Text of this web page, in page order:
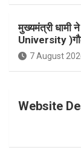
k
मुख्यमंत्री धामी
University
7 August
Website